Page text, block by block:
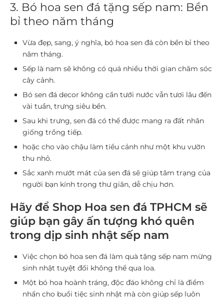
3. Bó hoa sen đá tặng sếp nam: Bền
bỉ theo năm tháng
Vừa đẹp, sang, ý nghĩa, bó hoa sen đá còn bền bỉ theo
năm tháng.
Sếp là nam sẽ không có quá nhiều thời gian chăm sóc
cây cảnh.
Bó sen đá decor không cần tưới nước vẫn tươi lâu đến
vài tuần, trưng siêu bền.
Sau khi trưng, sen đá có thể được mang ra đất nhân
giống trồng tiếp.
hoặc cho vào chậu làm tiểu cảnh như một khu vườn
thu nhỏ.
Sắc xanh mướt mát của sen đá sẽ giúp tâm trạng của
người bạn kính trọng thư giãn, dễ chịu hơn.
Hãy để Shop Hoa sen đá TPHCM sẽ
giúp bạn gây ấn tượng khó quên
trong dịp sinh nhật sếp nam
Việc chọn bó hoa sen đá làm quà tặng sếp nam mừng
sinh nhật tuyệt đối không thể qua loa.
Một bó hoa hoành tráng, độc đáo không chỉ là điểm
nhấn cho buổi tiệc sinh nhật mà còn giúp sếp luôn